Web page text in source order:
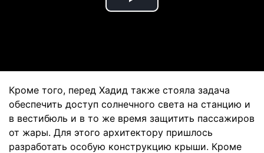
Play
Кроме того, перед Хадид также стояла задача
обеспечить доступ солнечного света на станцию и
в вестибюль и в то же время защитить пассажиров
от жары. Для этого архитектору пришлось
разработать особую конструкцию крыши. Кроме